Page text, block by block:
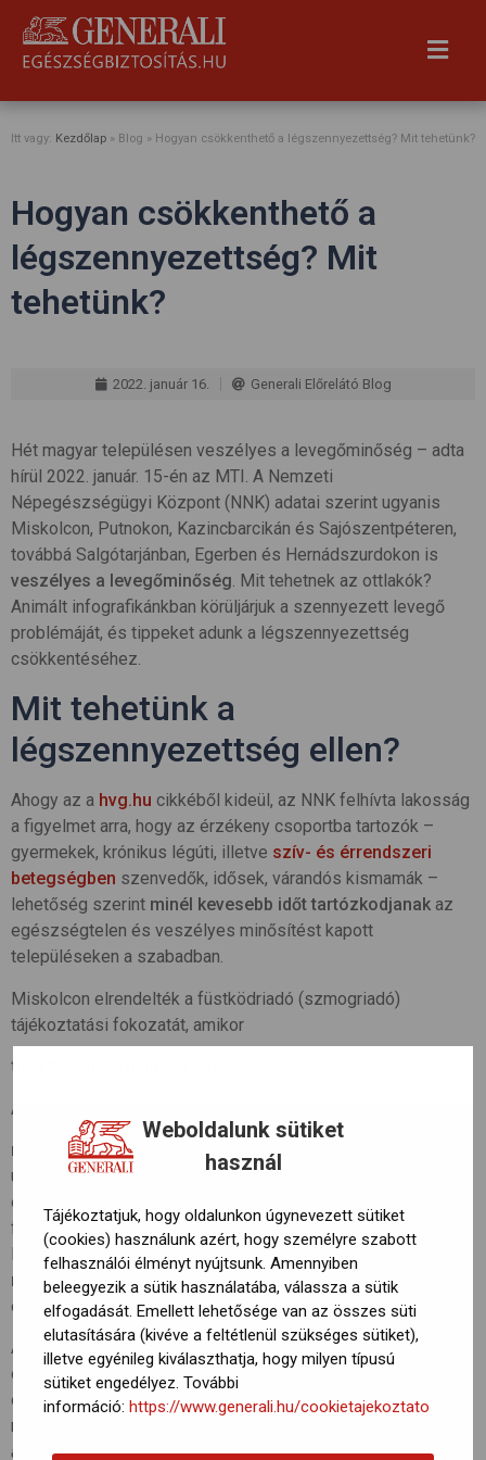
Weboldalunk sütiket
használ
Tájékoztatjuk, hogy oldalunkon úgynevezett sütiket
(cookies) használunk azért, hogy személyre szabott
felhasználói élményt nyújtsunk. Amennyiben
beleegyezik a sütik használatába, válassza a sütik
elfogadását. Emellett lehetősége van az összes süti
elutasítására (kivéve a feltétlenül szükséges sütiket),
illetve egyénileg kiválaszthatja, hogy milyen típusú
sütiket engedélyez. További
információ: https://www.generali.hu/cookietajekoztato
Itt vagy: Kezdőlap » Blog » Hogyan csökkenthető a légszennyezettség? Mit tehetünk?
Hogyan csökkenthető a
légszennyezettség? Mit
tehetünk?
2022. január 16. Generali Előrelátó Blog
Hét magyar településen veszélyes a levegőminőség – adta
hírül 2022. január. 15-én az MTI. A Nemzeti
Népegészségügyi Központ (NNK) adatai szerint ugyanis
Miskolcon, Putnokon, Kazincbarcikán és Sajószentpéteren,
továbbá Salgótarjánban, Egerben és Hernádszurdokon is
veszélyes a levegőminőség. Mit tehetnek az ottlakók?
Animált infografikánkban körüljárjuk a szennyezett levegő
problémáját, és tippeket adunk a légszennyezettség
csökkentéséhez.
Mit tehetünk a
légszennyezettség ellen?
Ahogy az a hvg.hu cikkéből kideül, az NNK felhívta lakosság
a figyelmet arra, hogy az érzékeny csoportba tartozók –
gyermekek, krónikus légúti, illetve szív- és érrendszeri
betegségben szenvedők, idősek, várandós kismamák –
lehetőség szerint minél kevesebb időt tartózkodjanak az
egészségtelen és veszélyes minősítést kapott
településeken a szabadban.
Miskolcon elrendelték a füstködriadó (szmogriadó)
tájékoztatási fokozatát, amikor
tilos bármilyen nyílt téri égetés.
A lakosságtól azt kérik, hogy
ne használjanak személyautót
(főleg a dízelüzeműeket),
utazzanak közösségi közlekedéssel,
és mérsékeljék a szilárd (szén-, fa-) és olajtüzelésű
fűtőberendezések használatát.
Ha van lehetőség gázfűtésre, inkább azt használják,
ne égessenek hulladékot, műanyagokat,
és kerüljék a porképződéssel járó tevékenységeket.
Az Országos Meteorológiai Szolgálat légszennyezettségi
előrejelzésében korábban arra figyelmetetett, hogy az
északkeleti országrészben várhatóan továbbra is rossz
marad a levegő minősége.
átlagban nagy területen meghaladja az egészségügyi